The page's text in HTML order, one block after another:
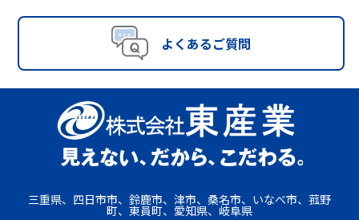
よくあるご質問
三重県、四日市市、鈴鹿市、津市、桑名市、いなべ市、菰野
町、東員町、愛知県、岐阜県